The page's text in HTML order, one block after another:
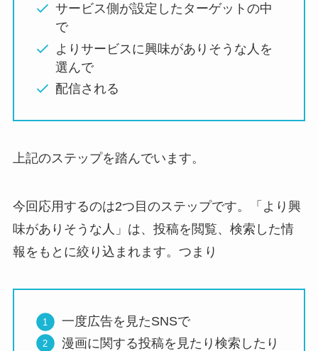
サービス側が設定したターゲットの中
で
よりサービスに興味がありそうな人を
選んで
配信される
上記のステップを踏んでいます。
今回応用するのは2つ目のステップです。「より興
味がありそうな人」は、投稿を閲覧、検索した情
報をもとに絞り込まれます。つまり
一度広告を見たSNSで
漫画に関する投稿を見たり検索したり